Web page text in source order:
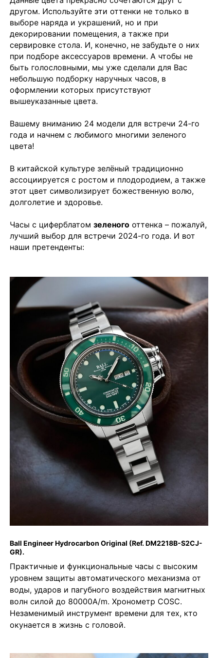
другом. Используйте эти оттенки не только в
выборе наряда и украшений, но и при
декорировании помещения, а также при
сервировке стола. И, конечно, не забудьте о них
при подборе аксессуаров времени. А чтобы не
быть голословными, мы уже сделали для Вас
небольшую подборку наручных часов, в
оформлении которых присутствуют
вышеуказанные цвета.
Вашему вниманию 24 модели для встречи 24-го
года и начнем с любимого многими зеленого
цвета!
В китайской культуре зелёный традиционно
ассоциируется с ростом и плодородием, а также
этот цвет символизирует божественную волю,
долголетие и здоровье.
Часы с циферблатом зеленого оттенка – пожалуй,
лучший выбор для встречи 2024-го года. И вот
наши претенденты:
Ball Engineer Hydrocarbon Original (Ref. DM2218B-S2CJ-
GR).
Практичные и функциональные часы с высоким
уровнем защиты автоматического механизма от
воды, ударов и пагубного воздействия магнитных
волн силой до 80000A/m. Хронометр COSC.
Незаменимый инструмент времени для тех, кто
окунается в жизнь с головой.